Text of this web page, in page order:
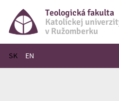
Teologická fakulta
Katolíckej
v Ružomberku
SK EN
Hlavné menu